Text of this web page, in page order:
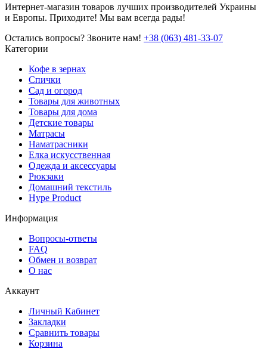
Интернет-магазин товаров лучших производителей Украины
и Европы. Приходите! Мы вам всегда рады!
Остались вопросы? Звоните нам! +38 (063) 481-33-07
Категории
Кофе в зернах
Спички
Сад и огород
Товары для животных
Товары для дома
Детские товары
Матрасы
Наматрасники
Елка искусственная
Одежда и аксессуары
Рюкзаки
Домашний текстиль
Hype Product
Информация
Вопросы-ответы
FAQ
Обмен и возврат
О нас
Аккаунт
Личный Кабинет
Закладки
Сравнить товары
Корзина